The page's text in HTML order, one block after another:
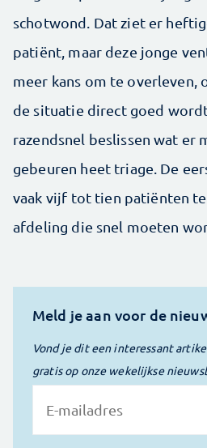
schotwond. Dat ziet er
patiënt, maar deze jonge
meer kans om te overleven,
de situatie direct goed
razendsnel beslissen wat er
gebeuren heet triage. De
vaak vijf tot tien patiënten
afdeling die snel moeten
Meld je aan voor de
Vond je dit een interessant
gratis op onze wekelijkse